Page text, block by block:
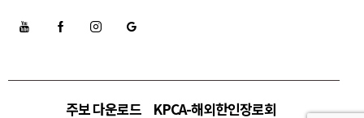
주보 다운로드 KPCA-해외한인장로회